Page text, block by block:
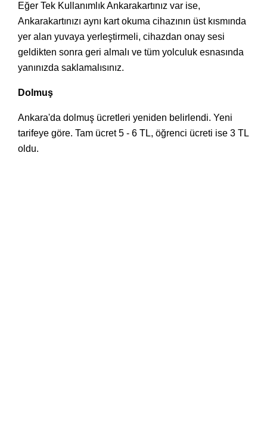
Eğer Tek Kullanımlık Ankarakartınız var ise,
Ankarakartınızı aynı kart okuma cihazının üst kısmında
yer alan yuvaya yerleştirmeli, cihazdan onay sesi
geldikten sonra geri almalı ve tüm yolculuk esnasında
yanınızda saklamalısınız.
Dolmuş
Ankara'da dolmuş ücretleri yeniden belirlendi. Yeni
tarifeye göre. Tam ücret 5 - 6 TL, öğrenci ücreti ise 3 TL
oldu.